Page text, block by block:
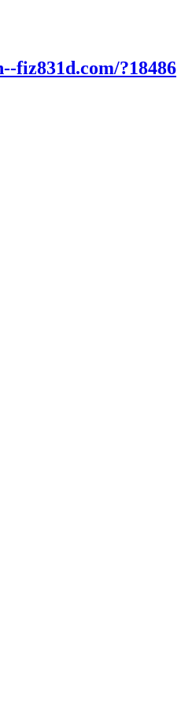
fiz831d.com/?18486